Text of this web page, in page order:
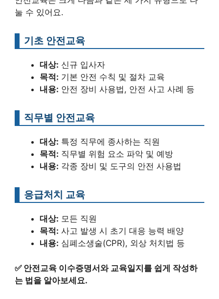
눌 수 있어요.
기초 안전교육
대상: 신규 입사자
목적: 기본 안전 수칙 및 절차 교육
내용: 안전 장비 사용법, 안전 사고 사례 등
직무별 안전교육
대상: 특정 직무에 종사하는 직원
목적: 직무별 위험 요소 파악 및 예방
내용: 각종 장비 및 도구의 안전 사용법
응급처치 교육
대상: 모든 직원
목적: 사고 발생 시 초기 대응 능력 배양
내용: 심폐소생술(CPR), 외상 처치법 등
✅ 안전교육 이수증명서와 교육일지를 쉽게 작성하
는 법을 알아보세요.